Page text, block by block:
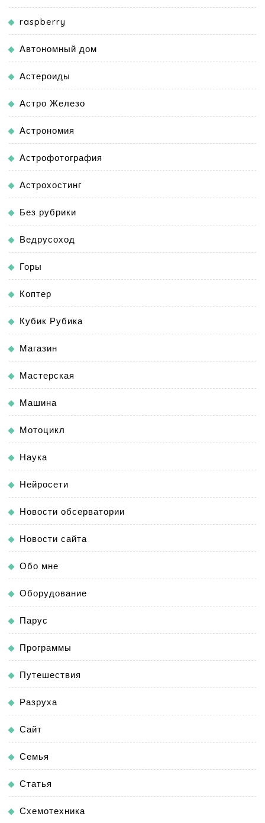
raspberry
Автономный дом
Астероиды
Астро Железо
Астрономия
Астрофотография
Астрохостинг
Без рубрики
Ведрусоход
Горы
Коптер
Кубик Рубика
Магазин
Мастерская
Машина
Мотоцикл
Наука
Нейросети
Новости обсерватории
Новости сайта
Обо мне
Оборудование
Парус
Программы
Путешествия
Разруха
Сайт
Семья
Статья
Схемотехника